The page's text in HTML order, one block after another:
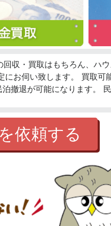
収・買取はもちろん、ハ
お伺い致します。 買取
撤退が可能になります。
依頼する